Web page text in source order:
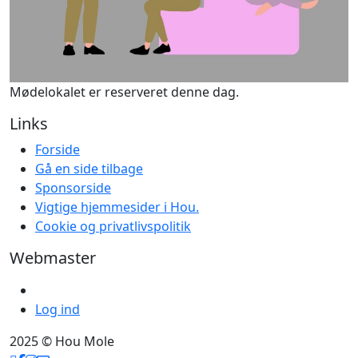
Mødelokalet er reserveret denne dag.
Links
Forside
Gå en side tilbage
Sponsorside
Vigtige hjemmesider i Hou.
Cookie og privatlivspolitik
Webmaster
Log ind
2025 © Hou Mole